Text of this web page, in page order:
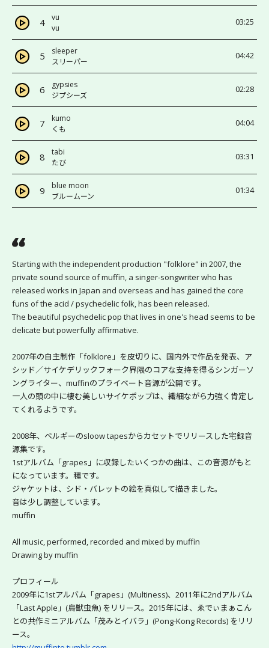
4
vu
vu
03:25
5
sleeper
スリーパー
04:42
6
gypsies
ジプシーズ
02:28
7
kumo
くも
04:04
8
tabi
たび
03:31
9
blue moon
ブルームーン
01:34
Starting with the independent production "folklore" in 2007, the
private sound source of muffin, a singer-songwriter who has
released works in Japan and overseas and has gained the core
funs of the acid / psychedelic folk, has been released.
The beautiful psychedelic pop that lives in one's head seems to be
delicate but powerfully affirmative.
2007年の自主制作「folklore」を皮切りに、国内外で作品を発表、ア
シッド／サイケデリックフォーク界隈のコアな支持を得るシンガーソ
ングライター、muffinのプライベート音源が公開です。
一人の頭の中に棲む美しいサイケポップは、繊細ながら力強く肯定し
てくれるようです。
2008年、ベルギーのsloow tapesからカセットでリリースした宅録音
源集です。
1stアルバム「grapes」に収録したいくつかの曲は、この音源がもと
になっています。種です。
ジャケットは、シド・バレットの絵を真似して描きました。
音は少し調整しています。
muffin
All music, performed, recorded and mixed by muffin
Drawing by muffin
プロフィール
2009年に1stアルバム「grapes」(Multiness)、2011年に2ndアルバム
「Last Apple」(鳥獣虫魚) をリリース。2015年には、ゑでぃまぁこん
との共作ミニアルバム「茂みとイバラ」(Pong-Kong Records) をリリ
ース。